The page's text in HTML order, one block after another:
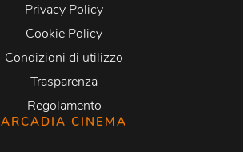
Privacy Policy
Cookie Policy
Condizioni di utilizzo
Trasparenza
Regolamento
ARCADIA CINEMA